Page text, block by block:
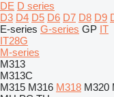
DE D series
D3 D4 D5 D6 D7 D8 D9
E-series G-series GP IT
IT28G
M-series
M313
M313C
M315 M316 M318 M320